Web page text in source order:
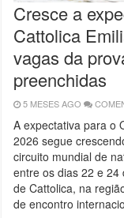
Cresce a
Cattolica
vagas da
preenchidas
5 MESES AGO
A expectativa para o
2026 segue
circuito mundial de
entre os dias 22 e
de Cattolica, na
de encontro